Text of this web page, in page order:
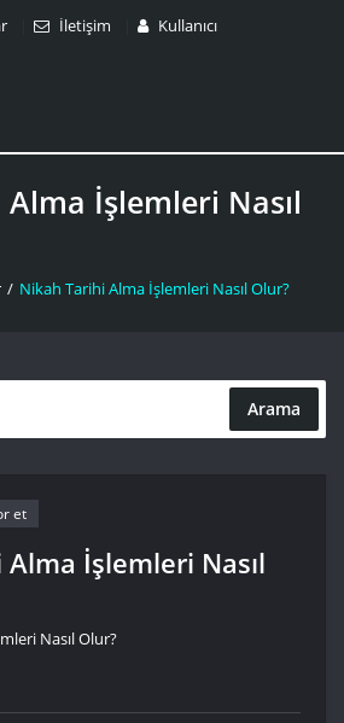
İletişim Kullanıcı
İşlemleri Nasıl
/ Nikah Tarihi Alma İşlemleri Nasıl Olur?
Arama
İşlemleri Nasıl
et
Nasıl Olur?